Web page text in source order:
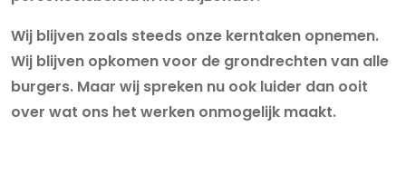
Wij blijven zoals steeds onze kerntaken opnemen.
Wij blijven opkomen voor de grondrechten van alle
burgers. Maar wij spreken nu ook luider dan ooit
over wat ons het werken onmogelijk maakt.